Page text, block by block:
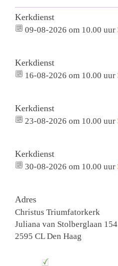
Kerkdienst
09-08-2026 om 10.00 uur
Kerkdienst
16-08-2026 om 10.00 uur
Kerkdienst
23-08-2026 om 10.00 uur
Kerkdienst
30-08-2026 om 10.00 uur
Adres
Christus Triumfatorkerk
Juliana van Stolberglaan 154
2595 CL Den Haag